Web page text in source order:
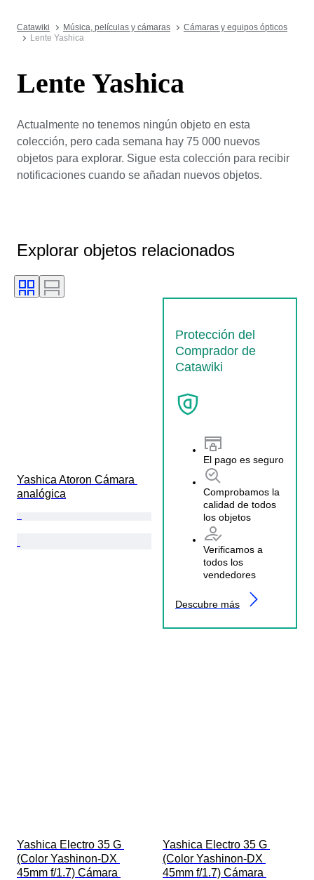
Catawiki Música, películas y cámaras
Cámaras y equipos ópticos
Lente Yashica
Lente Yashica
Actualmente no tenemos ningún objeto en esta
colección, pero cada semana hay 75 000 nuevos
objetos para explorar. Sigue esta colección para recibir
notificaciones cuando se añadan nuevos objetos.
Explorar objetos relacionados
Protección del
Comprador de
Catawiki
El pago es seguro
Comprobamos la
calidad de todos
los objetos
Verificamos a
todos los
vendedores
Descubre más
Yashica Atoron Cámara
analógica
Yashica Electro 35 G
(Color Yashinon-DX
45mm f/1.7) Cámara
Yashica Electro 35 G
(Color Yashinon-DX
45mm f/1.7) Cámara